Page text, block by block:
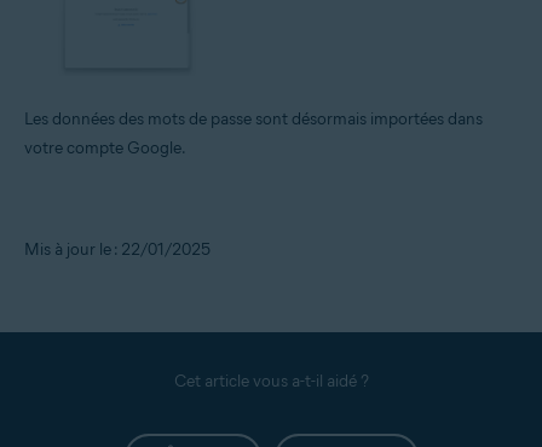
Les données des mots de passe sont désormais importées dans
votre compte Google.
Mis à jour le : 22/01/2025
Cet article vous a-t-il aidé ?